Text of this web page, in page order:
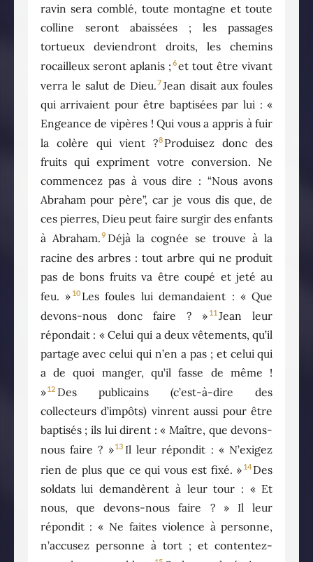
ravin sera comblé, toute montagne et toute
colline seront abaissées ; les passages
tortueux deviendront droits, les chemins
rocailleux seront aplanis ; 6et tout être vivant
verra le salut de Dieu.7Jean disait aux foules
qui arrivaient pour être baptisées par lui : «
Engeance de vipères ! Qui vous a appris à fuir
la colère qui vient ?8 Produisez donc des
fruits qui expriment votre conversion. Ne
commencez pas à vous dire : “Nous avons
Abraham pour père”, car je vous dis que, de
ces pierres, Dieu peut faire surgir des enfants
à Abraham.9 Déjà la cognée se trouve à la
racine des arbres : tout arbre qui ne produit
pas de bons fruits va être coupé et jeté au
feu. » 10 Les foules lui demandaient : « Que
devons-nous donc faire ? » 11 Jean leur
répondait : « Celui qui a deux vêtements, qu’il
partage avec celui qui n’en a pas ; et celui qui
a de quoi manger, qu’il fasse de même !
»12 Des publicains (c’est-à-dire des
collecteurs d’impôts) vinrent aussi pour être
baptisés ; ils lui dirent : « Maître, que devons-
nous faire ? »13 Il leur répondit : « N’exigez
rien de plus que ce qui vous est fixé. » 14 Des
soldats lui demandèrent à leur tour : « Et
nous, que devons-nous faire ? » Il leur
répondit : « Ne faites violence à personne,
n’accusez personne à tort ; et contentez-